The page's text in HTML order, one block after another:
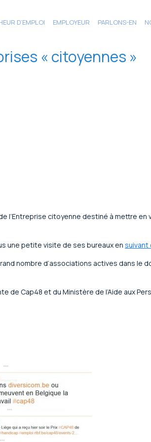
D’EMPLOI EMPLOYEUR PARLONS-EN
« citoyennes »
l’Entreprise citoyenne destiné à mettre
une petite visite de ses bureaux en suivant
nombre d’associations actives dans le
de Cap48 et du Ministère de l’Aide aux